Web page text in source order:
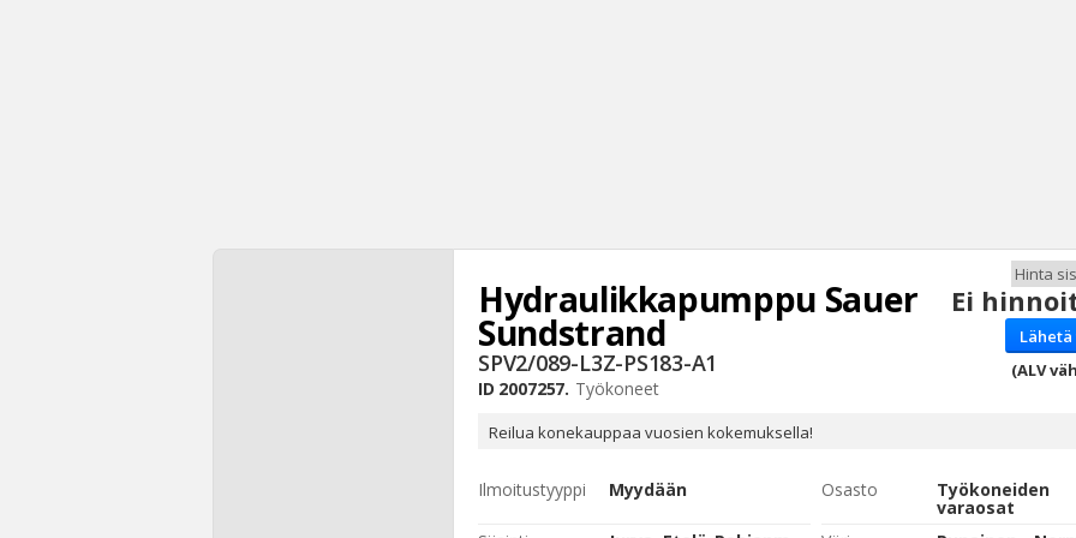
Ei
(ALV
Hydraulikkapumppu Sauer
Sundstrand
SPV2/089-L3Z-PS183-A1
ID 2007257. Työkoneet
Reilua konekauppaa vuosien kokemuksella!
Ilmoitustyyppi Myydään Osasto Työkoneiden
varaosat